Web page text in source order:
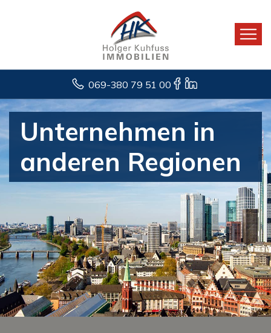
069-380 79 51 00
Unternehmen in
anderen Regionen